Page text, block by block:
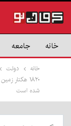
خانه جامعه
خانه
دولت
۱۸۲۰
شده است